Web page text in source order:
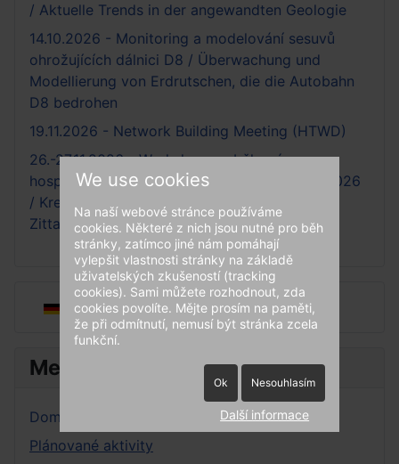
Zvolte jazyk
Menu
Domácí stránka
Plánované aktivity
/ Aktuelle Trends in der angewandten Geologie
14.10.2026 - Monitoring a modelování sesuvů
ohrožujících dálnici D8 / Überwachung und
Modellierung von Erdrutschen, die die Autobahn
D8 bedrohen
19.11.2026 - Network Building Meeting (HTWD)
26.-27.11.2026 - Workshop o oběhovém
hospodářství a skládkování, Žitava-Liberec 2026
/ Kreislaufwirtwchafts- und Deponieworkshop
Zittau-Liberec 2026
We use cookies
Na naší webové stránce používáme
cookies. Některé z nich jsou nutné pro běh
stránky, zatímco jiné nám pomáhají
vylepšit vlastnosti stránky na základě
uživatelských zkušeností (tracking
cookies). Sami můžete rozhodnout, zda
cookies povolíte. Mějte prosím na paměti,
že při odmítnutí, nemusí být stránka zcela
funkční.
Ok Nesouhlasím
Další informace